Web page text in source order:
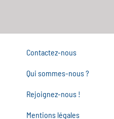
Contactez-nous
Qui sommes-nous ?
Rejoignez-nous !
Mentions légales